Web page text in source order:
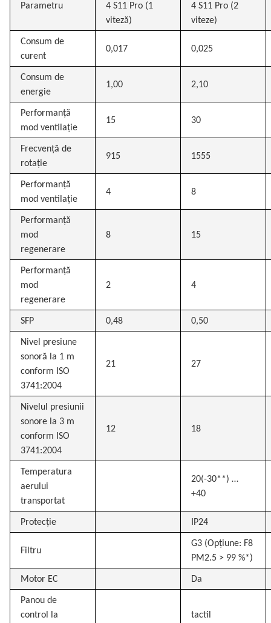
Parametru
4 S11 Pro (1
viteză)
4 S11 Pro (2
viteze)
Consum de
curent
0,017 0,025
Consum de
energie
1,00 2,10
Performanță
mod ventilație
15 30
Frecvență de
rotație
915 1555
Performanță
mod ventilație
4 8
Performanță
mod
regenerare
8 15
Performanță
mod
regenerare
2 4
SFP 0,48 0,50
Nivel presiune
sonoră la 1 m
conform ISO
3741:2004
21 27
Nivelul presiunii
sonore la 3 m
conform ISO
3741:2004
12 18
Temperatura
aerului
transportat
20(-30**) …
+40
Protecție IP24
Filtru
G3 (Opțiune: F8
PM2.5 > 99 %*)
Motor EC Da
Panou de
control la
tactil